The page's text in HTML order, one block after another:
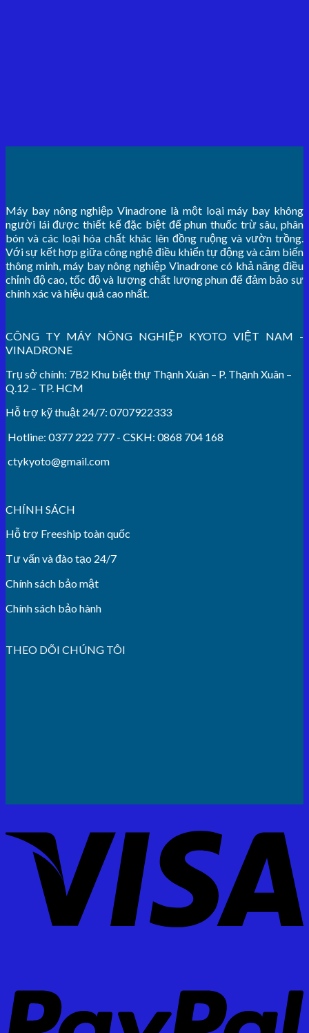
Máy bay nông nghiệp Vinadrone là một loại máy bay không
người lái được thiết kế đặc biệt để phun thuốc trừ sâu, phân
bón và các loại hóa chất khác lên đồng ruộng và vườn trồng.
Với sự kết hợp giữa công nghệ điều khiển tự động và cảm biến
thông minh, máy bay nông nghiệp Vinadrone có khả năng điều
chỉnh độ cao, tốc độ và lượng chất lượng phun để đảm bảo sự
chính xác và hiệu quả cao nhất.
CÔNG TY MÁY NÔNG NGHIỆP KYOTO VIỆT NAM -
VINADRONE
Trụ sở chính: 7B2 Khu biệt thự Thạnh Xuân – P. Thạnh Xuân –
Q.12 – TP. HCM
Hỗ trợ kỹ thuật 24/7: 0707922333
Hotline: 0377 222 777 - CSKH: 0868 704 168
ctykyoto@gmail.com
CHÍNH SÁCH
Hỗ trợ Freeship toàn quốc
Tư vấn và đào tạo 24/7
Chính sách bảo mật
Chính sách bảo hành
THEO DÕI CHÚNG TÔI